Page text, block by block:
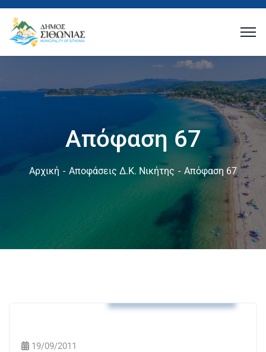
Απόφαση 67
Αρχική Αποφάσεις Δ.Κ. Νικήτης Απόφαση 67
19/09/2011